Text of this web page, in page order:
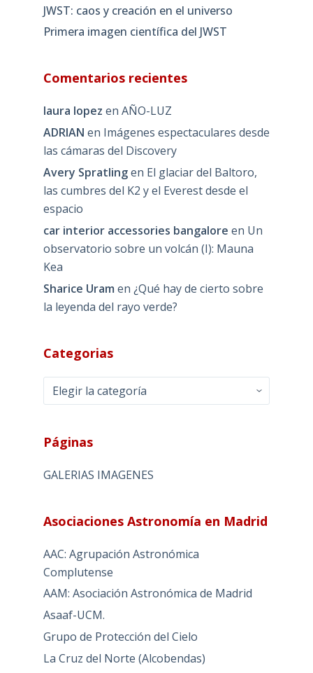
JWST: caos y creación en el universo
Primera imagen científica del JWST
Comentarios recientes
laura lopez en AÑO-LUZ
ADRIAN en Imágenes espectaculares desde
las cámaras del Discovery
Avery Spratlingen El glaciar del Baltoro,
las cumbres del K2 y el Everest desde el
espacio
car interior accessories bangalore en Un
observatorio sobre un volcán (I): Mauna
Kea
Sharice Uram en ¿Qué hay de cierto sobre
la leyenda del rayo verde?
Categorias
Categorias
Páginas
GALERIAS IMAGENES
Asociaciones Astronomía en Madrid
AAC: Agrupación Astronómica
Complutense
AAM: Asociación Astronómica de Madrid
Asaaf-UCM.
Grupo de Protección del Cielo
La Cruz del Norte (Alcobendas)